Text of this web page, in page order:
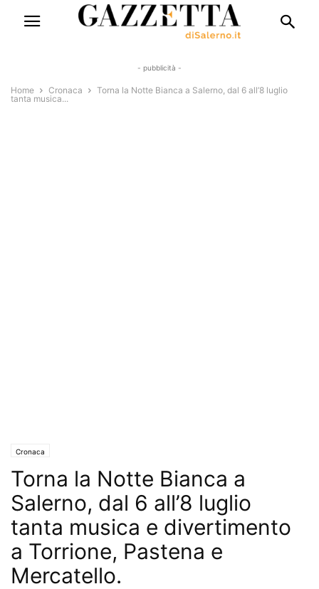
- pubblicità -
Home Cronaca
Torna la Notte Bianca a Salerno, dal 6 all’8 luglio
tanta musica...
Cronaca
Torna la Notte Bianca a
Salerno, dal 6 all’8 luglio
tanta musica e divertimento
a Torrione, Pastena e
Mercatello.